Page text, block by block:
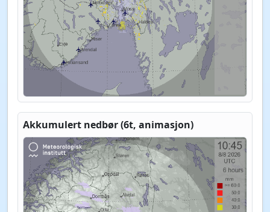
Akkumulert nedbør (6t, animasjon)